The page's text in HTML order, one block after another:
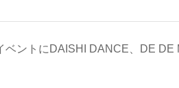
ベントにDAISHI DANCE、DE